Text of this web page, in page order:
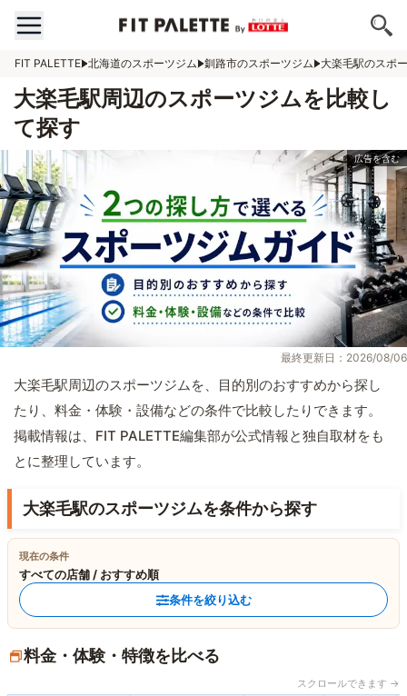
FIT PALETTE 北海道のスポーツジム 釧路市のスポーツジム 大楽毛駅のスポ
大楽毛駅周辺のスポーツジムを比較し
て探す
最終更新日：2026/08/06
大楽毛駅周辺のスポーツジムを、目的別のおすすめから探し
たり、料金・体験・設備などの条件で比較したりできます。
掲載情報は、FIT PALETTE編集部が公式情報と独自取材をも
とに整理しています。
大楽毛駅のスポーツジムを条件から探す
現在の条件
すべての店舗 / おすすめ順
条件を絞り込む
料金・体験・特徴を比べる
スクロールできます →